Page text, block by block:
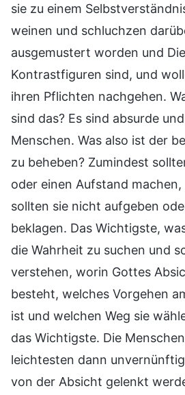
sie zu einem
weinen und schluchzen
ausgemustert worden und
Kontrastfiguren sind, und
ihren Pflichten nachgehen.
sind das? Es sind absurde
Menschen. Was also ist der
zu beheben? Zumindest
oder einen Aufstand machen,
sollten sie nicht aufgeben
beklagen. Das Wichtigste,
die Wahrheit zu suchen und
verstehen, worin Gottes
besteht, welches Vorgehen
ist und welchen Weg sie
das Wichtigste. Die
leichtesten dann
von der Absicht gelenkt